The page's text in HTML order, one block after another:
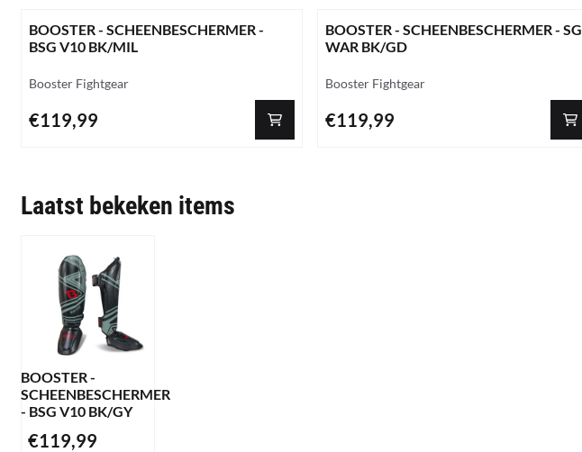
BOOSTER - SCHEENBESCHERMER -
BSG V10 BK/MIL
Merk:
Booster Fightgear
Prijs: 119,99
€119,99
BOOSTER - SCHEENBESCHERMER - SG
WAR BK/GD
Merk:
Booster Fightgear
Prijs: 119,99
€119,99
Laatst bekeken items
BOOSTER -
SCHEENBESCHERMER
- BSG V10 BK/GY
€119,99